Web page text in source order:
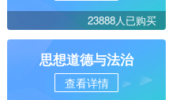
23888人已购买
思想道德与法治
查看详情